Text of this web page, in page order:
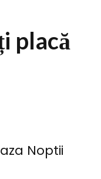
placă
Noptii